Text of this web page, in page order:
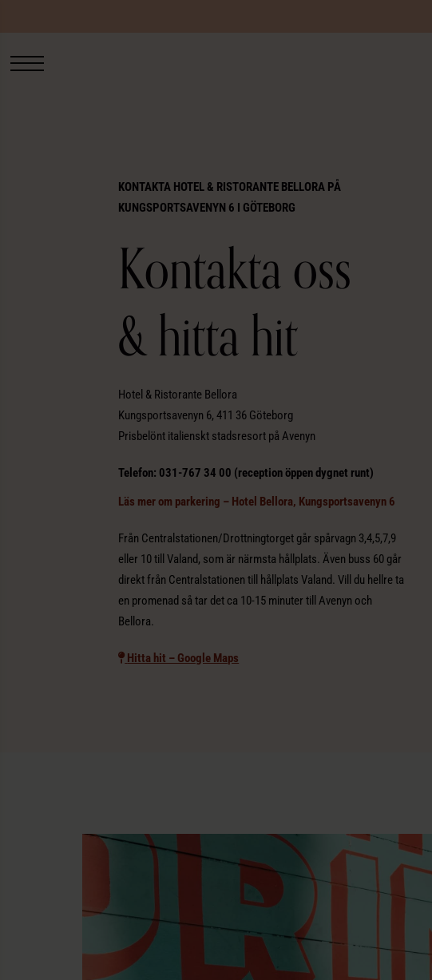
KONTAKTA HOTEL & RISTORANTE BELLORA PÅ
KUNGSPORTSAVENYN 6 I GÖTEBORG
Kontakta oss
& hitta hit
Hotel & Ristorante Bellora
Kungsportsavenyn 6, 411 36 Göteborg
Prisbelönt italienskt stadsresort på Avenyn
Telefon: 031-767 34 00 (reception öppen dygnet runt)
Läs mer om parkering – Hotel Bellora, Kungsportsavenyn 6
Från Centralstationen/Drottningtorget går spårvagn 3,4,5,7,9
eller 10 till Valand, som är närmsta hållplats. Även buss 60 går
direkt från Centralstationen till hållplats Valand. Vill du hellre ta
en promenad så tar det ca 10-15 minuter till Avenyn och
Bellora.
Hitta hit – Google Maps